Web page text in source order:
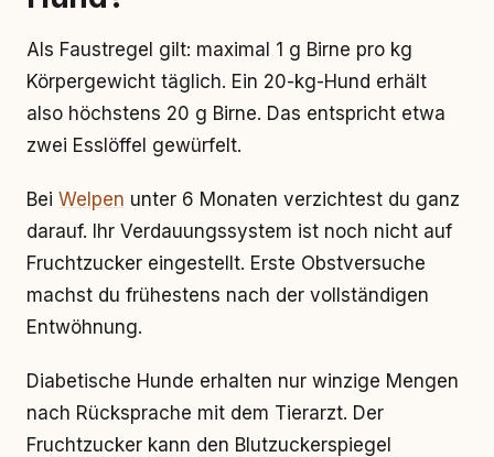
Als Faustregel gilt: maximal 1 g Birne pro kg
Körpergewicht täglich. Ein 20-kg-Hund erhält
also höchstens 20 g Birne. Das entspricht etwa
zwei Esslöffel gewürfelt.
Bei Welpen unter 6 Monaten verzichtest du ganz
darauf. Ihr Verdauungssystem ist noch nicht auf
Fruchtzucker eingestellt. Erste Obstversuche
machst du frühestens nach der vollständigen
Entwöhnung.
Diabetische Hunde erhalten nur winzige Mengen
nach Rücksprache mit dem Tierarzt. Der
Fruchtzucker kann den Blutzuckerspiegel